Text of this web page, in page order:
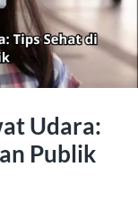
Udara:
Publik